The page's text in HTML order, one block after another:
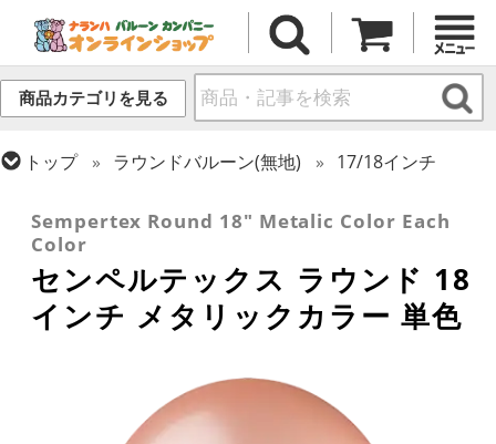
商品カテゴリを見る
トップ ラウンドバルーン(無地)
17/18インチ
Sempertex Round 18" Metalic Color Each
Color
センペルテックス ラウンド 18
インチ メタリックカラー 単色